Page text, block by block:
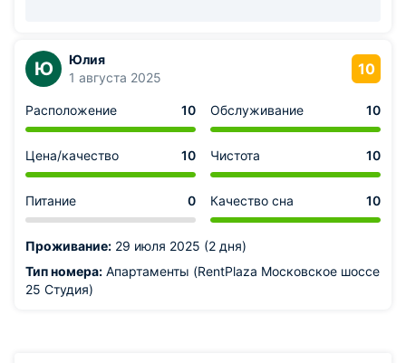
Ю
Юлия
1 августа 2025
10
Расположение 10 Обслуживание 10
Цена/качество 10 Чистота 10
Питание 0 Качество сна 10
Проживание: 29 июля 2025 (2 дня)
Тип номера: Апартаменты (RentPlaza Московское шоссе
25 Студия)